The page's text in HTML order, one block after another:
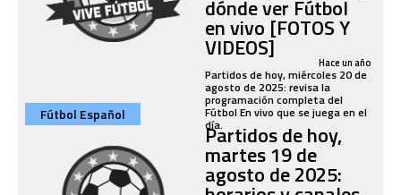
dónde ver Fútbol
en vivo [FOTOS Y
VIDEOS] Hace un año
Partidos de hoy, miércoles 20 de
agosto de 2025: revisa la
programación completa del
Fútbol En vivo que se juega en el
día.
Fútbol Español
Partidos de hoy,
martes 19 de
agosto de 2025: